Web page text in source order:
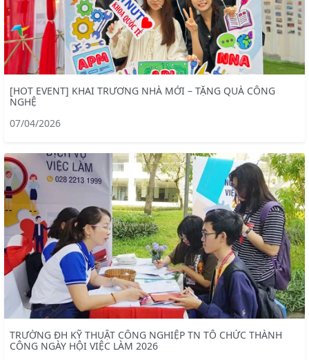
[HOT EVENT] KHAI TRƯƠNG NHÀ MỚI – TẶNG QUÀ CÔNG
NGHỆ
07/04/2026
TRƯỜNG ĐH KỸ THUẬT CÔNG NGHIỆP TN TỔ CHỨC THÀNH
CÔNG NGÀY HỘI VIỆC LÀM 2026